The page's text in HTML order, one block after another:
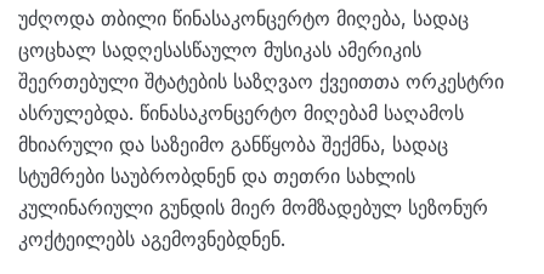
უძღოდა თბილი წინასაკონცერტო მიღება, სადაც
ცოცხალ სადღესასწაულო მუსიკას ამერიკის
შეერთებული შტატების საზღვაო ქვეითთა ორკესტრი
ასრულებდა. წინასაკონცერტო მიღებამ საღამოს
მხიარული და საზეიმო განწყობა შექმნა, სადაც
სტუმრები საუბრობდნენ და თეთრი სახლის
კულინარიული გუნდის მიერ მომზადებულ სეზონურ
კოქტეილებს აგემოვნებდნენ.